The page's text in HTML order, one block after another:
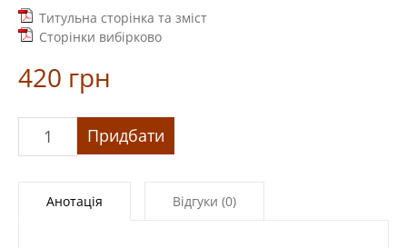
Титульна сторінка та зміст
Сторінки вибірково
420 грн
людське
кількість
Придбати
Анотація Відгуки (0)